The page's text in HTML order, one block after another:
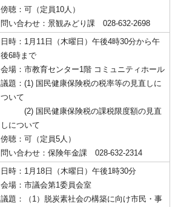
傍聴：可（定員10人）
問い合わせ：景観みどり課 028-632-2698
日時：1月11日（木曜日）午後4時30分から午
後6時まで
会場：市教育センター1階 コミュニティホール
議題：(1) 国民健康保険税の税率等の見直しに
ついて
(2) 国民健康保険税の課税限度額の見直
しについて
傍聴：可（定員5人）
問い合わせ：保険年金課 028-632-2314
日時：1月18日（木曜日）午後1時30分
会場：市議会第1委員会室
議題：（1）脱炭素社会の構築に向け市民・事